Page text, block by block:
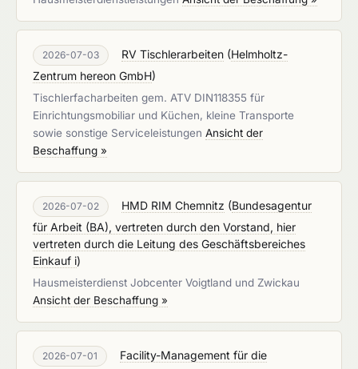
2026-07-03 RV Tischlerarbeiten (Helmholtz-
Zentrum hereon GmbH)
Tischlerfacharbeiten gem. ATV DIN118355 für
Einrichtungsmobiliar und Küchen, kleine Transporte
sowie sonstige Serviceleistungen Ansicht der
Beschaffung »
2026-07-02 HMD RIM Chemnitz (Bundesagentur
für Arbeit (BA), vertreten durch den Vorstand, hier
vertreten durch die Leitung des Geschäftsbereiches
Einkauf i)
Hausmeisterdienst Jobcenter Voigtland und Zwickau
Ansicht der Beschaffung »
2026-07-01
Facility-Management für die